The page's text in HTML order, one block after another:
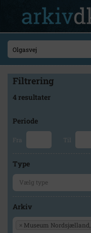
Filtrering
4 resultater
Periode
Fra Til
Type
Arkiv
× Museum